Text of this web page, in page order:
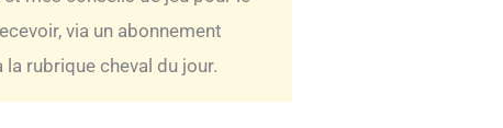
via un abonnement
rubrique cheval du jour.